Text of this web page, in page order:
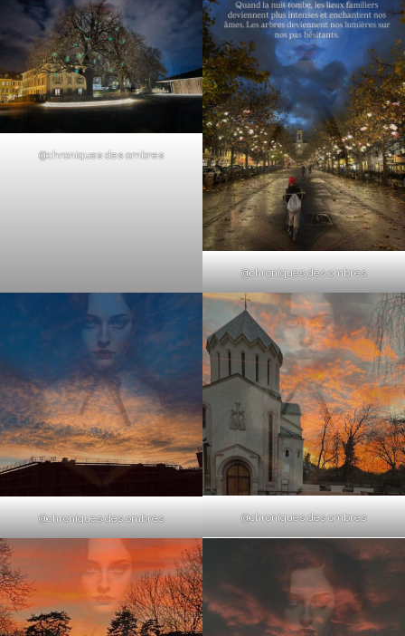
@chroniques des ombres
@chroniques des ombres
@chroniques des ombres @chroniques des ombres